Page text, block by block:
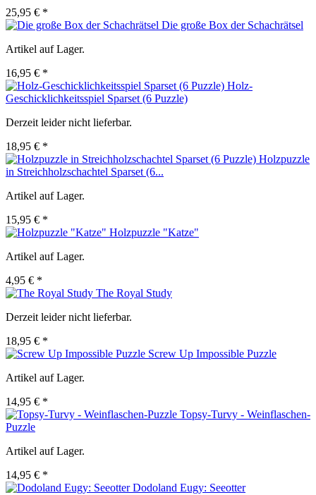
25,95 € *
Die große Box der Schachrätsel
Artikel auf Lager.
16,95 € *
Holz-
Geschicklichkeitsspiel Sparset (6 Puzzle)
Derzeit leider nicht lieferbar.
18,95 € *
Holzpuzzle
in Streichholzschachtel Sparset (6...
Artikel auf Lager.
15,95 € *
Holzpuzzle "Katze"
Artikel auf Lager.
4,95 € *
The Royal Study
Derzeit leider nicht lieferbar.
18,95 € *
Screw Up Impossible Puzzle
Artikel auf Lager.
14,95 € *
Topsy-Turvy - Weinflaschen-
Puzzle
Artikel auf Lager.
14,95 € *
Dodoland Eugy: Seeotter